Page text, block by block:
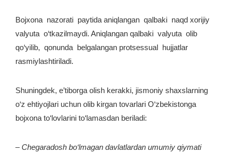
Bojxona nazorati paytida aniqlangan qalbaki naqd xorijiy
valyuta o‘tkazilmaydi. Aniqlangan qalbaki valyuta olib
qo‘yilib, qonunda belgalangan protsessual hujjatlar
rasmiylashtiriladi.
Shuningdek, e’tiborga olish kerakki, jismoniy shaxslarning
o‘z ehtiyojlari uchun olib kirgan tovarlari O‘zbekistonga
bojxona to‘lovlarini to‘lamasdan beriladi:
– Chegaradosh bo‘lmagan davlatlardan umumiy qiymati